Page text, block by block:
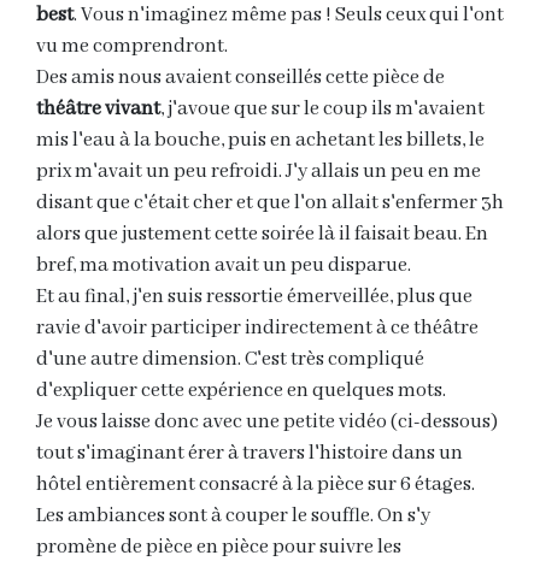
best. Vous n'imaginez même pas ! Seuls ceux qui l'ont
vu me comprendront.
Des amis nous avaient conseillés cette pièce de
théâtre vivant, j'avoue que sur le coup ils m'avaient
mis l'eau à la bouche, puis en achetant les billets, le
prix m'avait un peu refroidi. J'y allais un peu en me
disant que c'était cher et que l'on allait s'enfermer 3h
alors que justement cette soirée là il faisait beau. En
bref, ma motivation avait un peu disparue.
Et au final, j'en suis ressortie émerveillée, plus que
ravie d'avoir participer indirectement à ce théâtre
d'une autre dimension. C'est très compliqué
d'expliquer cette expérience en quelques mots.
Je vous laisse donc avec une petite vidéo (ci-dessous)
tout s'imaginant érer à travers l'histoire dans un
hôtel entièrement consacré à la pièce sur 6 étages.
Les ambiances sont à couper le souffle. On s'y
promène de pièce en pièce pour suivre les